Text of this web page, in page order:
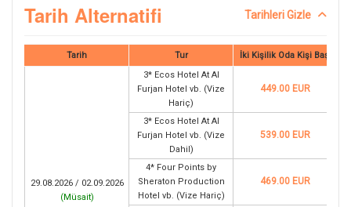
Tarih Alternatifi Tarihleri Gizle
Tarih Tur İki Kişilik Oda Kişi Başı
29.08.2026 / 02.09.2026
(Müsait)
3* Ecos Hotel At Al
Furjan Hotel vb. (Vize
Hariç)
449.00 EUR
3* Ecos Hotel At Al
Furjan Hotel vb. (Vize
Dahil)
539.00 EUR
4* Four Points by
Sheraton Production
Hotel vb. (Vize Hariç)
469.00 EUR